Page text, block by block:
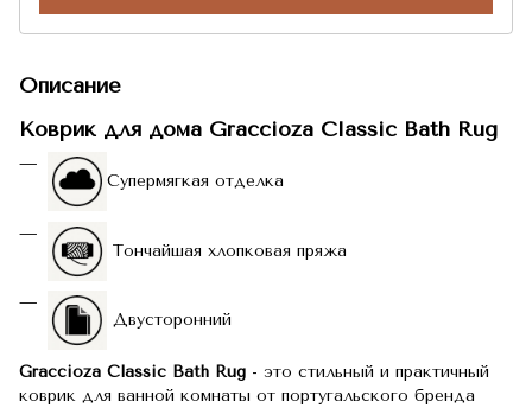
Описание
Коврик для дома Graccioza Classic Bath Rug
Супермягкая отделка
Тончайшая хлопковая пряжа
Двусторонний
Graccioza Classic Bath Rug - это стильный и практичный
коврик для ванной комнаты от португальского бренда